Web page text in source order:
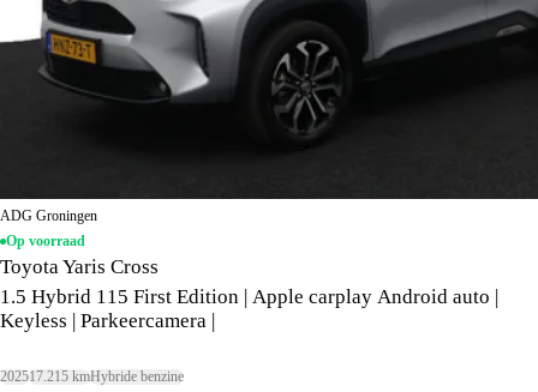
ADG Groningen
Op voorraad
Toyota Yaris Cross
1.5 Hybrid 115 First Edition | Apple carplay Android auto |
Keyless | Parkeercamera |
202517.215 kmHybride benzine